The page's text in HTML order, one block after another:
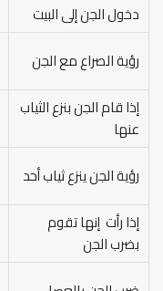
دخول الجن إلى البيت
رؤية الصراع مع الجن
إذا قام الجن بنزع الثياب
عنها
رؤية الجن ينزع ثياب أحد
إذا رأت إنها تقوم
بضرب الجن